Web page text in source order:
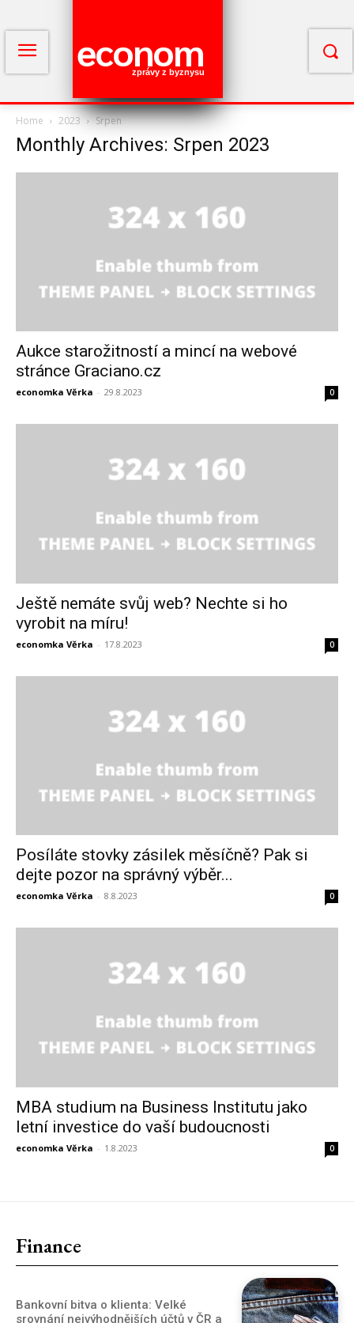
econom
zprávy z byznysu
Home 2023 Srpen
Monthly Archives: Srpen 2023
Aukce starožitností a mincí na webové
stránce Graciano.cz
economka Věrka - 29.8.2023 0
Ještě nemáte svůj web? Nechte si ho
vyrobit na míru!
economka Věrka - 17.8.2023 0
Posíláte stovky zásilek měsíčně? Pak si
dejte pozor na správný výběr...
economka Věrka - 8.8.2023 0
MBA studium na Business Institutu jako
letní investice do vaší budoucnosti
economka Věrka - 1.8.2023 0
Finance
Bankovní bitva o klienta: Velké
srovnání nejvýhodnějších účtů v ČR a